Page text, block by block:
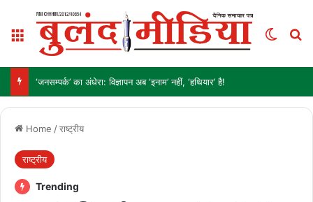
Menu
‘जनसम्पर्क’ का अंधेरा: विज्ञापन अब ‘इनाम’ नहीं, ‘हथियार’ है!
Home /राष्ट्रीय
राष्ट्रीय
Trending